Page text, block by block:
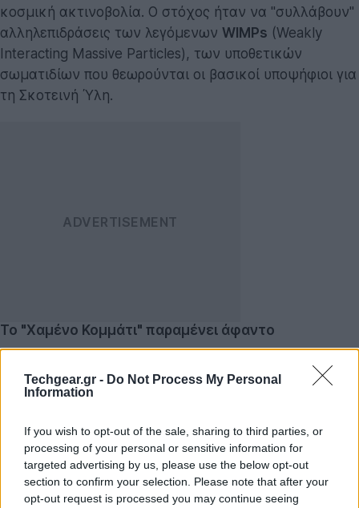
Techgear.gr - Do Not Process My Personal
Information
If you wish to opt-out of the sale, sharing to third parties, or
processing of your personal or sensitive information for
targeted advertising by us, please use the below opt-out
section to confirm your selection. Please note that after your
opt-out request is processed you may continue seeing
κοσμική ακτινοβολία. Ο στόχος ήταν να "συλλάβουν"
αλληλεπιδράσεις των λεγόμενων WIMPs (Weakly
Interacting Massive Particles), των υποθετικών
σωματιδίων που θεωρούνται οι βασικοί υποψήφιοι για
τη Σκοτεινή Ύλη.
Το "Χαμένο Κομμάτι" παραμένει άφαντο
Η Σκοτεινή Ύλη αποτελεί ένα από τα μεγαλύτερα
αινίγματα της σύγχρονης Κοσμολογίας. Παρόλο που οι
αστρονομικές παρατηρήσεις υποδεικνύουν ότι
παραμένει αόρατη και δεν αλληλεπιδρά με το φως,
παρά μόνο βαρυτικά. Οι
επιστήμονες ήλπιζαν ότι ο
νέος υπερ-ευαίσθητος ανιχνευτής θα κατέγραφε
επιτέλους την ανεπαίσθητη "υπογραφή" της, μια